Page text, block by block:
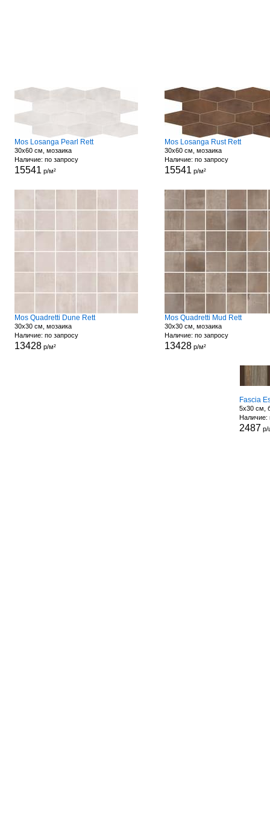
Mos Losanga Pearl Rett
30x60 см, мозаика
Наличие: по запросу
15541 р/м²
Mos Losanga Rust Rett
30x60 см, мозаика
Наличие: по запросу
15541 р/м²
Mos Quadretti Dune Rett
30x30 см, мозаика
Наличие: по запросу
13428р/м²
Mos Quadretti Mud Rett
30x30 см, мозаика
Наличие: по запросу
13428р/м²
Fascia
5x30 см,
Наличие:
2487 р/